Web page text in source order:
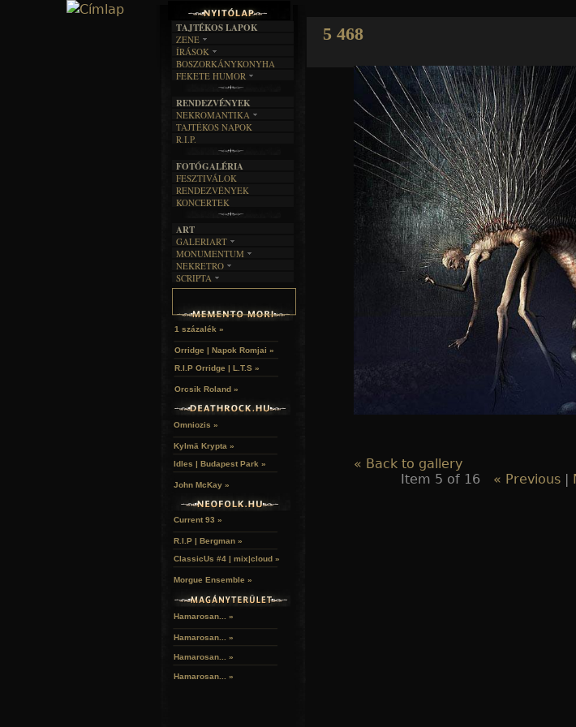
5 468
« Back to gallery
Item 5 of 16
« Previous|
TAJTÉKOS LAPOK
ZENE
EGYÜTTESEK
INTERJÚK
FORDÍTÁSOK
DALSZÖVEGEK
ÍRÁSOK
IRODALOM
FILM
MŰVÉSZET
ÍRÁSTÖRTÉNET
BOSZORKÁNYKONYHA
FEKETE HUMOR
SZÖVEGES
RENDEZVÉNYEK
NEKROMANTIKA
AKTUÁLIS
A MÚLT
TAJTÉKOS NAPOK
R.I.P.
FOTÓGALÉRIA
FESZTIVÁLOK
RENDEZVÉNYEK
KONCERTEK
ART
GALERIART
ARTGALERI
KÉPREGÉNYEK
LAKÁSKULTS
MONUMENTUM
TEMETŐK
TEMPLOMOK
HELYEK
NEKRETRO
SZUBKULT
RELIKVIÁK
SCRIPTA
NOVELLÁK
HALÁLTÁNC
1 százalék »
Orridge | Napok Romjai »
R.I.P Orridge | L.T.S »
Orcsik Roland »
Omniozis »
Kylmä Krypta »
Idles | Budapest Park »
John McKay »
Current 93 »
R.I.P | Bergman »
ClassicUs #4 | mix|cloud »
Morgue Ensemble »
Hamarosan... »
Hamarosan... »
Hamarosan... »
Hamarosan... »